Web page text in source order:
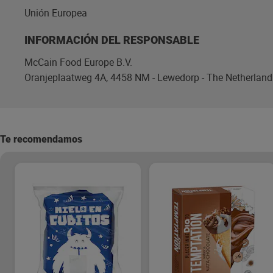
Unión Europea
INFORMACIÓN DEL RESPONSABLE
McCain Food Europe B.V.
Oranjeplaatweg 4A, 4458 NM - Lewedorp - The
Te recomendamos